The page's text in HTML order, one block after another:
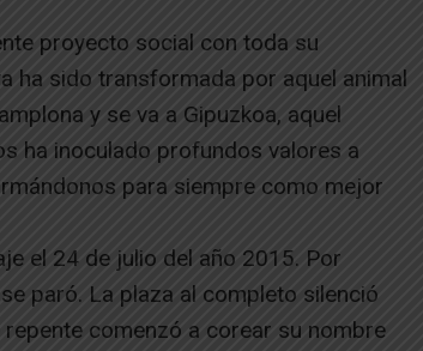
proyecto social con toda su
ha sido transformada por aquel animal
y se va a Gipuzkoa, aquel
ha inoculado profundos valores a
para siempre como mejor
el 24 de julio del año 2015. Por
paró. La plaza al completo silenció
comenzó a corear su nombre